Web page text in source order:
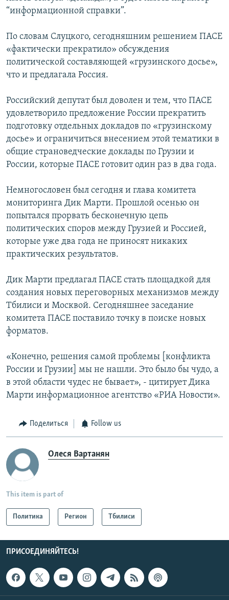
“информационной справки”.
По словам Слуцкого, сегодняшним решением ПАСЕ
«фактически прекратило» обсуждения
политической составляющей «грузинского досье»,
что и предлагала Россия.
Российский депутат был доволен и тем, что ПАСЕ
удовлетворило предложение России прекратить
подготовку отдельных докладов по «грузинскому
досье» и ограничиться внесением этой тематики в
общие страноведческие доклады по Грузии и
России, которые ПАСЕ готовит один раз в два года.
Немногословен был сегодня и глава комитета
мониторинга Дик Марти. Прошлой осенью он
попытался прорвать бесконечную цепь
политических споров между Грузией и Россией,
которые уже два года не приносят никаких
практических результатов.
Дик Марти предлагал ПАСЕ стать площадкой для
создания новых переговорных механизмов между
Тбилиси и Москвой. Сегодняшнее заседание
комитета ПАСЕ поставило точку в поиске новых
форматов.
«Конечно, решения самой проблемы [конфликта
России и Грузии] мы не нашли. Это было бы чудо, а
в этой области чудес не бывает», - цитирует Дика
Марти информационное агентство «РИА Новости».
Поделиться Follow us
Олеся Вартанян
This item is part of
Политика Регион Тбилиси
ПРИСОЕДИНЯЙТЕСЬ!